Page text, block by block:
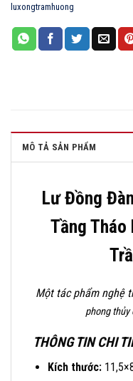
luxongtramhuong
MÔ TẢ SẢN PHẨM
Lư Đồng
Tầng Tháo
Một tác phẩm nghệ
phong thủy
THÔNG TIN CHI
Kích thước: